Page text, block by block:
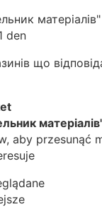
матеріалів"
den
що
aby przesunąć